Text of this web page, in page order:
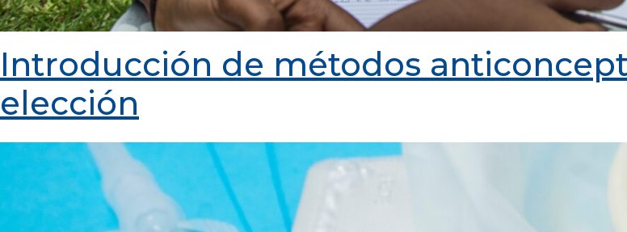
Introducción de métodos
elección